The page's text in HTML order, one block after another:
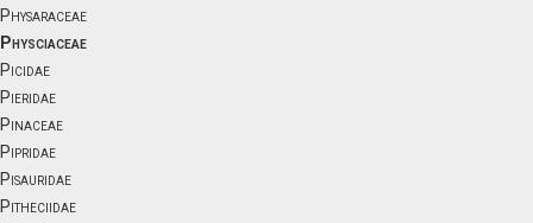
Physaraceae
Physciaceae
Picidae
Pieridae
Pinaceae
Pipridae
Pisauridae
Pitheciidae